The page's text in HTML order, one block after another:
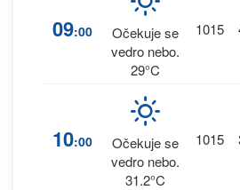
09:00
Očekuje se
vedro nebo.
29°C
1015
10:00
Očekuje se
vedro nebo.
31.2°C
1015